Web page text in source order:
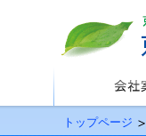
会社案内
トップページ